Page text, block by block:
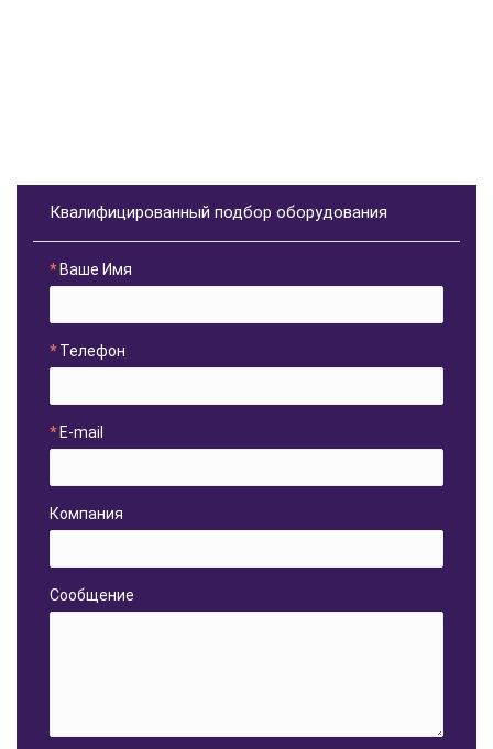
Квалифицированный подбор оборудования
Ваше Имя
Телефон
E-mail
Компания
Сообщение